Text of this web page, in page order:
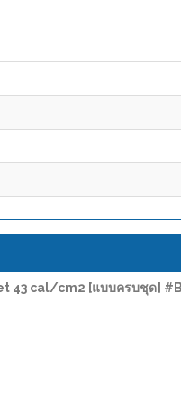
43 cal/cm2 [แบบครบชุด]